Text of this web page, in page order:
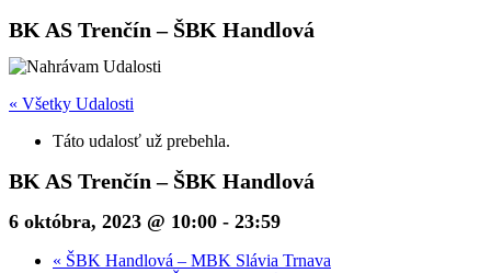
BK AS Trenčín – ŠBK Handlová
« Všetky Udalosti
Táto udalosť už prebehla.
BK AS Trenčín – ŠBK Handlová
6 októbra, 2023 @ 10:00 - 23:59
« ŠBK Handlová – MBK Slávia Trnava